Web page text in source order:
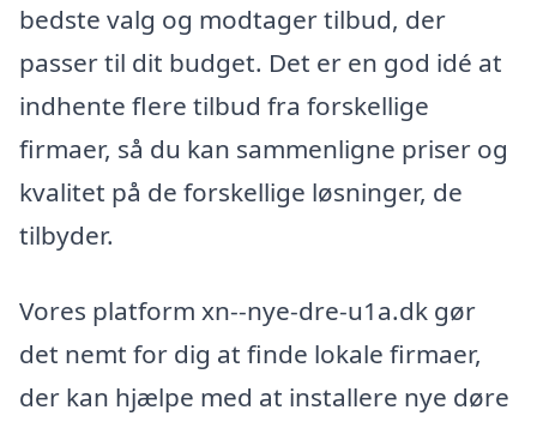
bedste valg og modtager tilbud, der
passer til dit budget. Det er en god idé at
indhente flere tilbud fra forskellige
firmaer, så du kan sammenligne priser og
kvalitet på de forskellige løsninger, de
tilbyder.
Vores platform xn--nye-dre-u1a.dk gør
det nemt for dig at finde lokale firmaer,
der kan hjælpe med at installere nye døre